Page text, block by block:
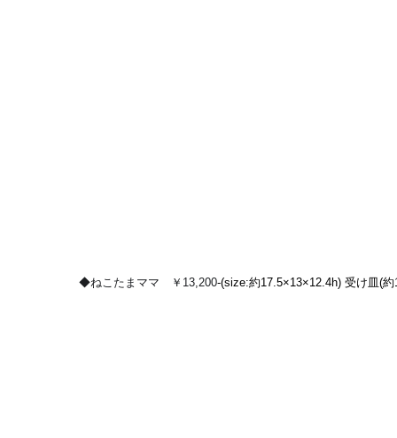
◆ねこたまママ　￥13,200-(size:約17.5×13×12.4h) 受け皿(